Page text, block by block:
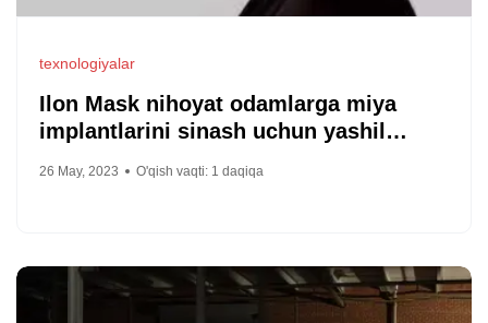
texnologiyalar
Ilon Mask nihoyat odamlarga miya
implantlarini sinash uchun yashil
26 May, 2023 O'qish vaqti: 1 daqiqa